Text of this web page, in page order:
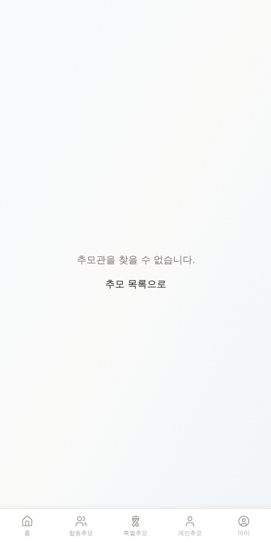
홈 합동추모 특별추모 개인추모 마이
추모관을 찾을 수 없습니다.
추모 목록으로